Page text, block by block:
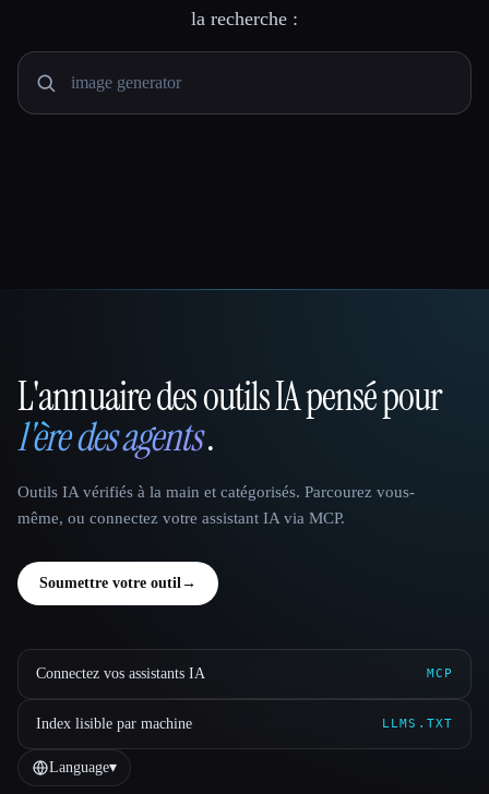
la recherche :
That AI Collection
L'annuaire des outils IA pensé pour
l'ère des agents.
Outils IA vérifiés à la main et catégorisés. Parcourez vous-
même, ou connectez votre assistant IA via MCP.
Soumettre votre outil→
Connectez vos assistants IA MCP
Index lisible par machine LLMS.TXT
Language▾